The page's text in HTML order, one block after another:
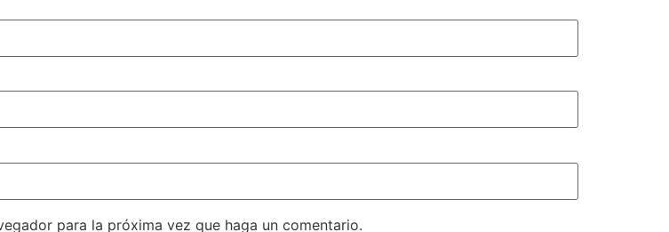
para la próxima vez que haga un comentario.